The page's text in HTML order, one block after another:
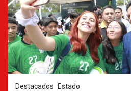
Destacados Estado